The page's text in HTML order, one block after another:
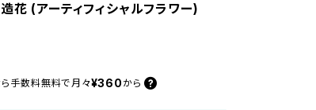
花 (アーティフィシャルフラワー)
手数料無料で 月々¥360 から